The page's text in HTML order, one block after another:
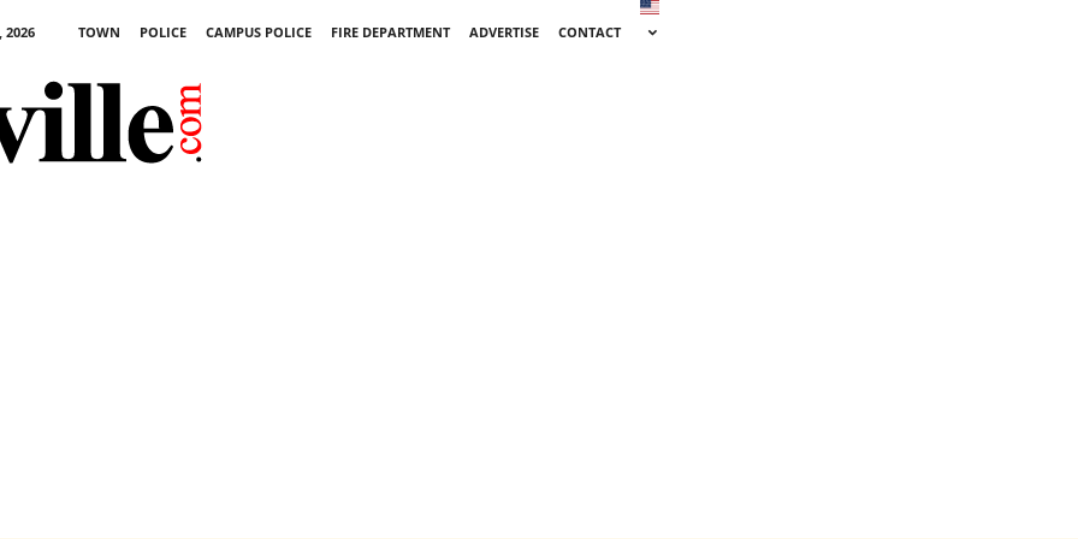
2026 TOWN POLICE CAMPUS POLICE FIRE DEPARTMENT ADVERTISE
CONTACT